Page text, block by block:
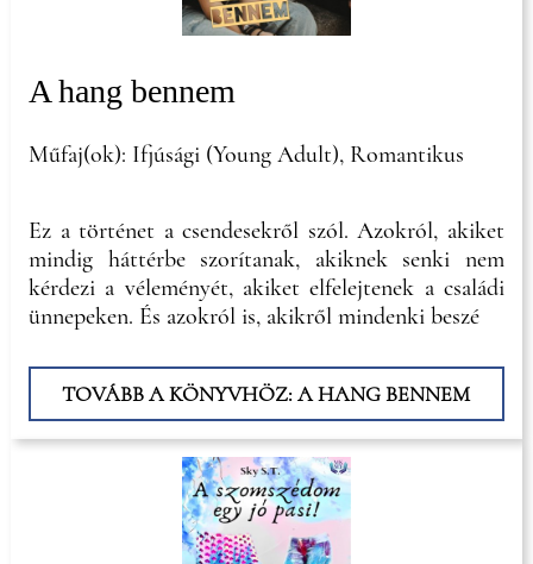
A hang bennem
Műfaj(ok): Ifjúsági (Young Adult), Romantikus
Ez a történet a csendesekről szól. Azokról, akiket
mindig háttérbe szorítanak, akiknek senki nem
kérdezi a véleményét, akiket elfelejtenek a családi
ünnepeken. És azokról is, akikről mindenki beszé
TOVÁBB A KÖNYVHÖZ: A HANG BENNEM